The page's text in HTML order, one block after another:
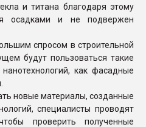
и титана благодаря этому
осадками и не подвержен
спросом в строительной
будут пользоваться такие
как фасадные
новые материалы, созданные
специалисты проводят
проверить полученные